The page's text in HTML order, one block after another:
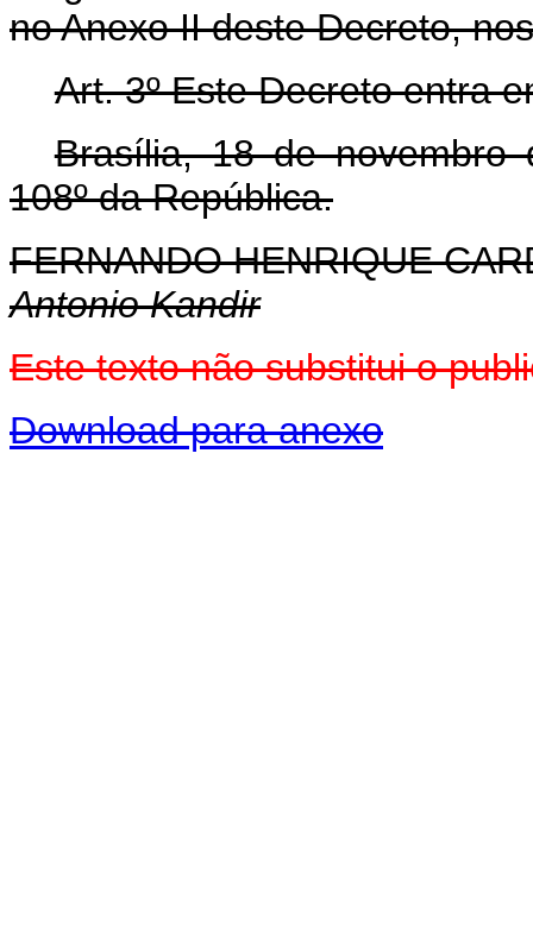
no Anexo II deste Decreto,
Art. 3º Este Decreto entra
Brasília, 18 de novembro
108º da República.
FERNANDO HENRIQUE
Antonio Kandir
Este texto não substitui o
Download para anexo